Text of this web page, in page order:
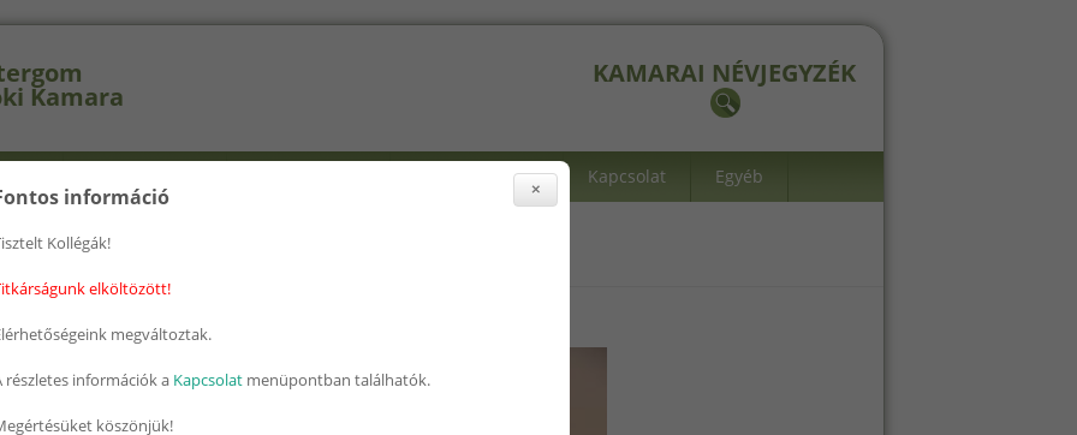
Kamara
KAMARAI NÉVJEGYZÉK
Nyomtatványok Kapcsolat Egyéb
hely
Mernokbal 23
×
információ
Kollégák!
elköltözött!
megváltoztak.
részletes információk a Kapcsolat menüpontban találhatók.
köszönjük!